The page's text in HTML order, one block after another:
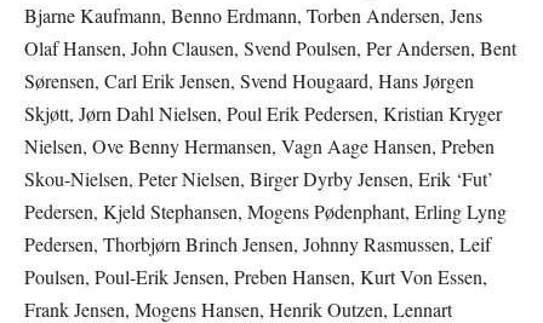
Bjarne Kaufmann, Benno Erdmann, Torben Andersen, Jens
Olaf Hansen, John Clausen, Svend Poulsen, Per Andersen, Bent
Sørensen, Carl Erik Jensen, Svend Hougaard, Hans Jørgen
Skjøtt, Jørn Dahl Nielsen, Poul Erik Pedersen, Kristian Kryger
Nielsen, Ove Benny Hermansen, Vagn Aage Hansen, Preben
Skou-Nielsen, Peter Nielsen, Birger Dyrby Jensen, Erik ‘Fut’
Pedersen, Kjeld Stephansen, Mogens Pødenphant, Erling Lyng
Pedersen, Thorbjørn Brinch Jensen, Johnny Rasmussen, Leif
Poulsen, Poul-Erik Jensen, Preben Hansen, Kurt Von Essen,
Frank Jensen, Mogens Hansen, Henrik Outzen, Lennart